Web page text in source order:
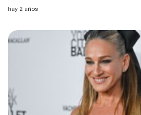
capricho en Navidad
hay 2 años